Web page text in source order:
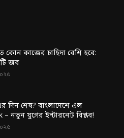
কোন কাজের চাহিদা বেশি হবে:
জব
দিন শেষ? বাংলাদেশে এল
– নতুন যুগের ইন্টারনেট বিপ্লব!